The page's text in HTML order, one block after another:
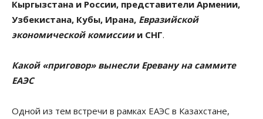
Кыргызстана и России, представители Армении,
Узбекистана, Кубы, Ирана, Евразийской
экономической комиссиии СНГ.
Какой «приговор» вынесли Еревану на саммите
ЕАЭС
Одной из тем встречи в рамках ЕАЭС в Казахстане,